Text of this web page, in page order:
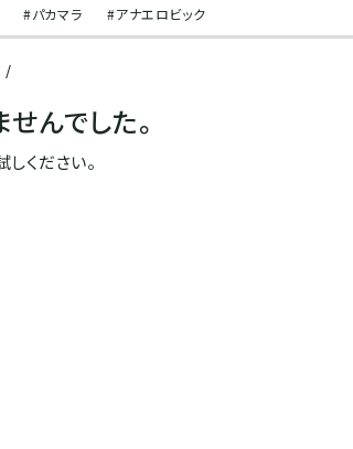
#パカマラ #アナエロビック
/
んでした。
しください。